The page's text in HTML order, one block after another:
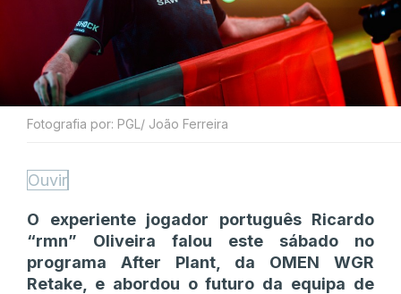
Fotografia por: PGL/ João Ferreira
Ouvir
O experiente jogador português Ricardo
“rmn” Oliveira falou este sábado no
programa After Plant, da OMEN WGR
Retake, e abordou o futuro da equipa de